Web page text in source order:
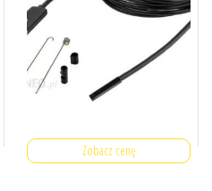
Zobacz cenę